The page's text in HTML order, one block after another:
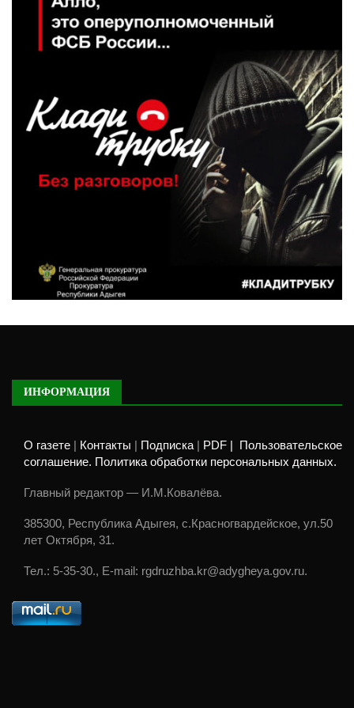
ИНФОРМАЦИЯ
О газете Контакты Подписка PDF |
Пользовательское
соглашение. Политика обработки персональных данных.
Главный редактор — И.М.Ковалёва.
385300, Республика Адыгея, с.Красногвардейское, ул.50
лет Октября, 31.
Тел.: 5-35-30., E-mail: rgdruzhba.kr@adygheya.gov.ru.